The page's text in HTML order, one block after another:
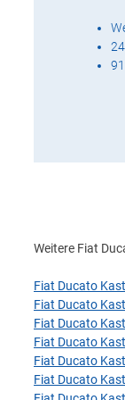
Weitere Fiat
Fiat Ducato
Fiat Ducato
Fiat Ducato
Fiat Ducato
Fiat Ducato
Fiat Ducato